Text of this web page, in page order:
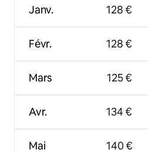
Janv.
Févr.
Mars
Avr.
Mai
128 €
128 €
125 €
134 €
140 €